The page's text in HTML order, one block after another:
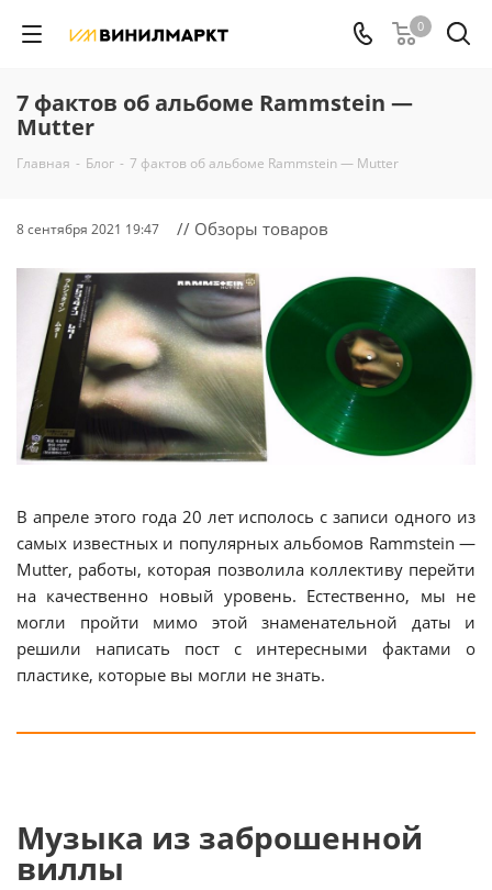
0
7 фактов об альбоме Rammstein —
Mutter
Главная - Блог - 7 фактов об альбоме Rammstein — Mutter
8 сентября 2021 19:47 // Обзоры товаров
В апреле этого года 20 лет исполось с записи одного из
самых известных и популярных альбомов Rammstein —
Mutter, работы, которая позволила коллективу перейти
на качественно новый уровень. Естественно, мы не
могли пройти мимо этой знаменательной даты и
решили написать пост с интересными фактами о
пластике, которые вы могли не знать.
Музыка из заброшенной
виллы